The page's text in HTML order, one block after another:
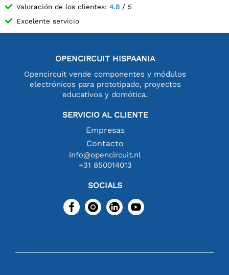
Valoración de los clientes: 4.8 / 5
Excelente servicio
OPENCIRCUIT HISPAANIA
Opencircuit vende componentes y módulos
electrónicos para prototipado, proyectos
educativos y domótica.
SERVICIO AL CLIENTE
Empresas
Contacto
info@opencircuit.nl
+31 850014013
SOCIALS